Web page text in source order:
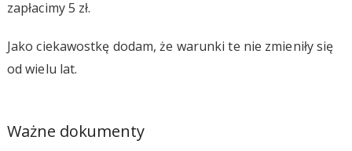
zapłacimy 5 zł.
Jako ciekawostkę dodam, że warunki te nie zmieniły się
od wielu lat.
Ważne dokumenty